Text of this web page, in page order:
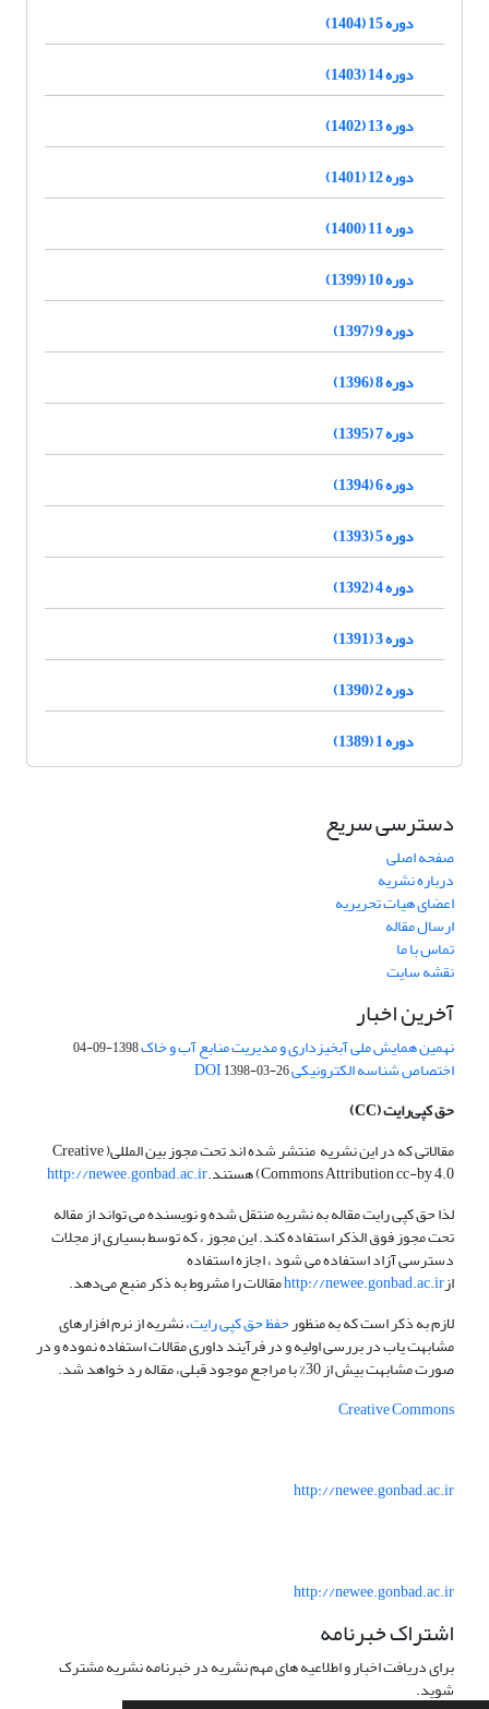
دوره 15 (1404)
دوره 14 (1403)
دوره 13 (1402)
دوره 12 (1401)
دوره 11 (1400)
دوره 10 (1399)
دوره 9 (1397)
دوره 8 (1396)
دوره 7 (1395)
دوره 6 (1394)
دوره 5 (1393)
دوره 4 (1392)
دوره 3 (1391)
دوره 2 (1390)
دوره 1 (1389)
دسترسی سریع
صفحه اصلی
درباره نشریه
اعضای هیات تحریریه
ارسال مقاله
تماس با ما
نقشه سایت
آخرین اخبار
نهمین همایش ملی آبخیزداری و مدیریت منابع آب و خاک1398-09-04
اختصاص شناسه الکترونیکی DOI1398-03-26
حق کپی‌رایت(CC)
مقالاتی که در این نشریه منتشر شده اند تحت مجوز بین المللی( Creative
Commons Attribution cc-by 4.0) هستند.
http://newee.gonbad.ac.ir
لذا حق کپی رایت مقاله به نشریه منتقل شده و نویسنده می تواند از مقاله
تحت مجوز فوق الذکر استفاده کند. این مجوز ، که توسط بسیاری از مجلات
دسترسی آزاد استفاده می شود ، اجازه استفاده
ازhttp://newee.gonbad.ac.irمقالات را مشروط به ذکر منبع می‌دهد.
لازم به ذکر است که به منظورحفظ حق کپی رایت، نشریه از نرم افزارهای
مشابهت یاب در بررسی اولیه و در فرآیند داوری مقالات استفاده نموده و در
صورت مشابهت بیش از 30% با مراجع موجود قبلی، مقاله رد خواهد شد.
Creative Commons
http://newee.gonbad.ac.ir
http://newee.gonbad.ac.ir
اشتراک خبرنامه
برای دریافت اخبار و اطلاعیه های مهم نشریه در خبرنامه نشریه مشترک
شوید.